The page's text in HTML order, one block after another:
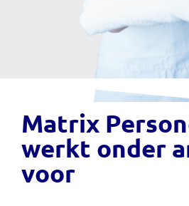
Matrix
werkt onder
voor